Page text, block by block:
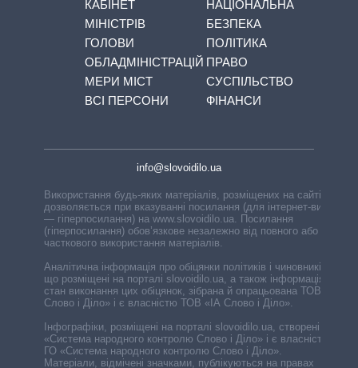
КАБІНЕТ
МІНІСТРІВ
ГОЛОВИ
ОБЛАДМІНІСТРАЦІЙ
МЕРИ МІСТ
ВСІ ПЕРСОНИ
НАЦІОНАЛЬНА
БЕЗПЕКА
ПОЛІТИКА
ПРАВО
СУСПІЛЬСТВО
ФІНАНСИ
info@slovoidilo.ua
Використання будь-яких матеріалів, розміщених на сайті,
дозволяється при вказуванні посилання (для інтернет-видань
— гіперпосилання) на www.slovoidilo.ua. Посилання
(гіперпосилання) обов’язкове незалежно від повного або
часткового використання матеріалів.
Аналітична інформація про обіцянки політиків і чиновників,
що розміщені на порталі slovoidilo.ua, а також інформація про
стан виконання цих обіцянок, зібрана й опрацьована ТОВ «ІА
Слово і Діло» і є власністю ТОВ «ІА Слово і Діло».
Інфографіки, розміщені на порталі slovoidilo.ua, створені ГО
«Система народного контролю Слово і Діло» і є власністю
ГО «Система народного контролю Слово і Діло».
Матеріали, відмічені значками, публікуються на правах